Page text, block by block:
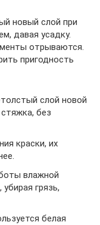
новый слой при
давая усадку.
отрываются.
пригодность
слой новой
без
краски, их
влажной
грязь,
белая